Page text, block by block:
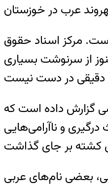
در هفته های اخیر است. مرکز اسناد حقوق
شده‌اند و هنوز از سرنوشت بسیاری
گزارش داده است که
درگیری و ناآرامی‌هایی
بعضی نام‌های عربی